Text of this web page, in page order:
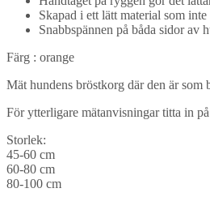
Skapad i ett lätt material som
Snabbspännen på båda sidor av
Färg : orange
Mät hundens bröstkorg där den är som
För ytterligare mätanvisningar titta in på
Storlek:
45-60 cm
60-80 cm
80-100 cm